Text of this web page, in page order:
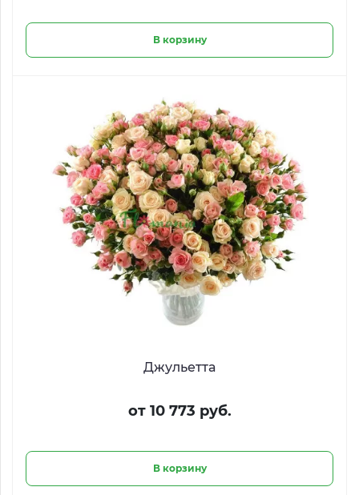
В корзину
Джульетта
от 10 773 руб.
В корзину